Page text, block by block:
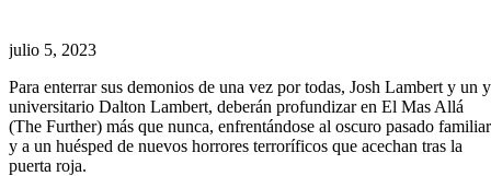
julio 5, 2023
Para enterrar sus demonios de una vez por todas, Josh Lambert y un
universitario Dalton Lambert, deberán profundizar en El Mas Allá
(The Further) más que nunca, enfrentándose al oscuro pasado familiar
y a un huésped de nuevos horrores terroríficos que acechan tras la
puerta roja.